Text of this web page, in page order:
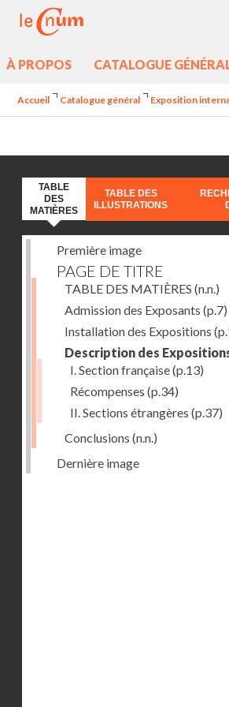
À PROPOS CATALOGUE
Accueil Catalogue général Exposition
TABLE
DES
MATIÈRES
TABLE DES
ILLUSTRATIONS
Première image
PAGE DE TITRE
TABLE DES MATIÈRES (n.n.)
Admission des Exposants (p.7)
Installation des Expositions
Description des
I. Section française(p.13)
Récompenses (p.34)
II. Sections étrangères (p.37)
Conclusions (n.n.)
Dernière image